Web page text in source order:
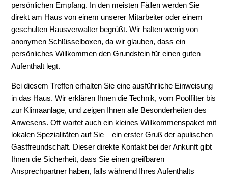
persönlichen Empfang. In den meisten Fällen werden Sie
direkt am Haus von einem unserer Mitarbeiter oder einem
geschulten Hausverwalter begrüßt. Wir halten wenig von
anonymen Schlüsselboxen, da wir glauben, dass ein
persönliches Willkommen den Grundstein für einen guten
Aufenthalt legt.
Bei diesem Treffen erhalten Sie eine ausführliche Einweisung
in das Haus. Wir erklären Ihnen die Technik, vom Poolfilter bis
zur Klimaanlage, und zeigen Ihnen alle Besonderheiten des
Anwesens. Oft wartet auch ein kleines Willkommenspaket mit
lokalen Spezialitäten auf Sie – ein erster Gruß der apulischen
Gastfreundschaft. Dieser direkte Kontakt bei der Ankunft gibt
Ihnen die Sicherheit, dass Sie einen greifbaren
Ansprechpartner haben, falls während Ihres Aufenthalts